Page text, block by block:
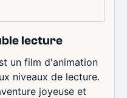
lecture
un film d'animation
niveaux de lecture.
joyeuse et